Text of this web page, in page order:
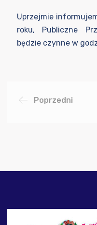
Uprzejmie
roku, Publiczne
będzie czynne w
Poprzedni